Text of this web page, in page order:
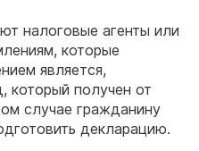
налоговые агенты или
которые
является,
который получен от
случае гражданину
декларацию.